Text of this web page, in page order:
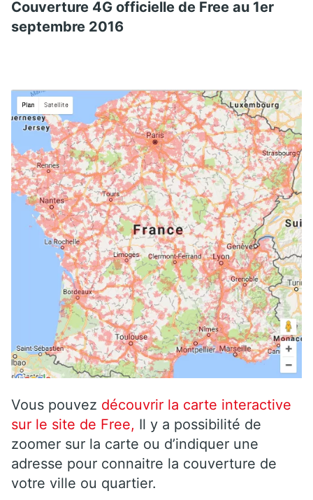
Couverture 4G officielle de Free au 1er
septembre 2016
Vous pouvez découvrir la carte interactive
sur le site de Free, Il y a possibilité de
zoomer sur la carte ou d’indiquer une
adresse pour connaitre la couverture de
votre ville ou quartier.